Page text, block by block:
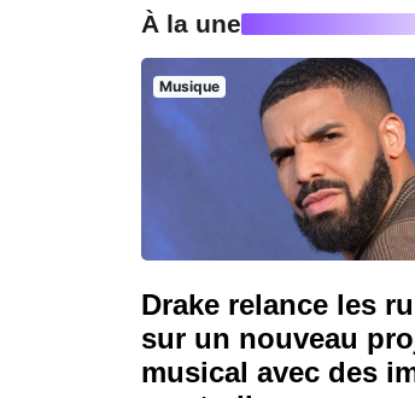
À la une
Musique
Drake relance les
sur un nouveau
musical avec des